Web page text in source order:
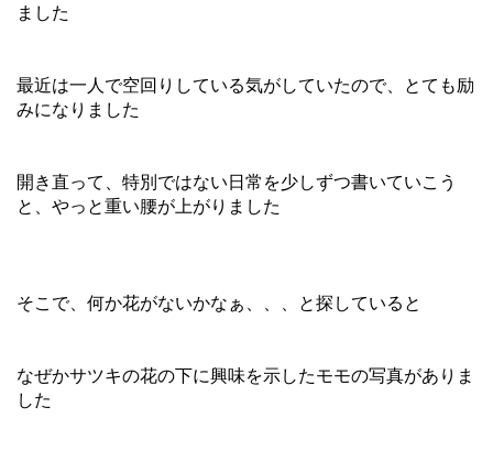
ました
最近は一人で空回りしている気がしていたので、とても励
みになりました
開き直って、特別ではない日常を少しずつ書いていこう
と、やっと重い腰が上がりました
そこで、何か花がないかなぁ、、、と探していると
なぜかサツキの花の下に興味を示したモモの写真がありま
した